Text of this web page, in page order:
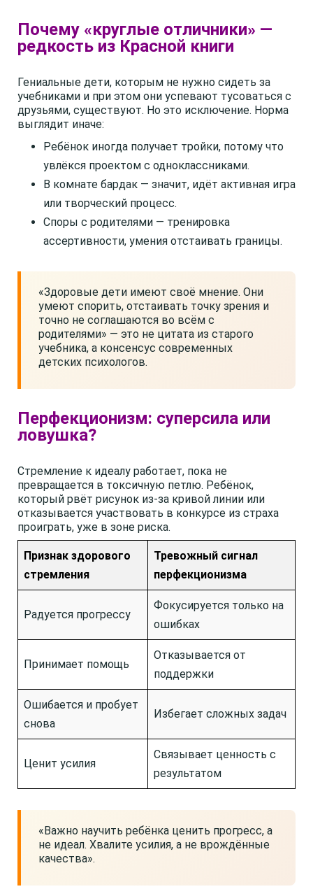
Почему «круглые отличники» —
редкость из Красной книги
Гениальные дети, которым не нужно сидеть за
учебниками и при этом они успевают тусоваться с
друзьями, существуют. Но это исключение. Норма
выглядит иначе:
Ребёнок иногда получает тройки, потому что
увлёкся проектом с одноклассниками.
В комнате бардак — значит, идёт активная игра
или творческий процесс.
Споры с родителями — тренировка
ассертивности, умения отстаивать границы.
«Здоровые дети имеют своё мнение. Они
умеют спорить, отстаивать точку зрения и
точно не соглашаются во всём с
родителями» — это не цитата из старого
учебника, а консенсус современных
детских психологов.
Перфекционизм: суперсила или
ловушка?
Стремление к идеалу работает, пока не
превращается в токсичную петлю. Ребёнок,
который рвёт рисунок из-за кривой линии или
отказывается участвовать в конкурсе из страха
проиграть, уже в зоне риска.
Признак здорового
стремления
Тревожный сигнал
перфекционизма
Радуется прогрессу
Фокусируется только на
ошибках
Принимает помощь
Отказывается от
поддержки
Ошибается и пробует
снова
Избегает сложных задач
Ценит усилия
Связывает ценность с
результатом
«Важно научить ребёнка ценить прогресс, а
не идеал. Хвалите усилия, а не врождённые
качества».